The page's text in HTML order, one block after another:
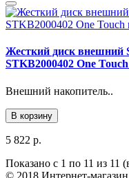
Жесткий диск внешний
STKB2000402 One
Внешний накопитель..
В корзину
5 822 р.
Показано с 1 по 11 из 11
© 2018 Интернет-